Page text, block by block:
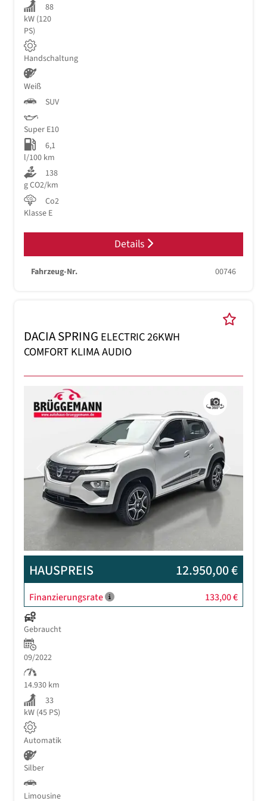
88
kW (120
PS)
Handschaltung
Weiß
SUV
Super E10
6,1
l/100 km
138
g CO2/km
Co2
Klasse E
Details
Fahrzeug-Nr. 00746
DACIA SPRING ELECTRIC 26KWH
COMFORT KLIMA AUDIO
Previous Next
HAUSPREIS 12.950,00 €
Finanzierungsrate 133,00 €
Gebraucht
09/2022
14.930 km
33
kW (45 PS)
Automatik
Silber
Limousine